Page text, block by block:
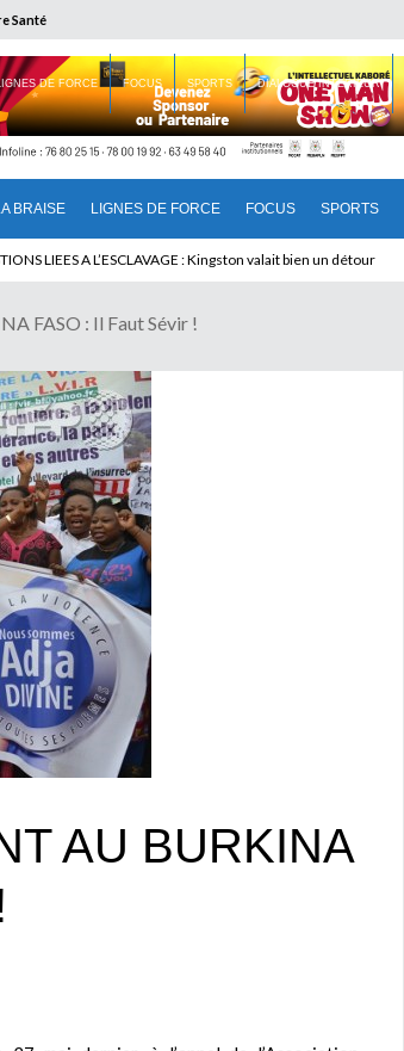
Santé
BRAISE LIGNES DE FORCE FOCUS SPORTS
DE FORCE FOCUS SPORTS DIALOGUE INTERIEUR
: Quand Patrice quitte le pouvoir sans partir !
FASO : Il Faut Sévir !
AU BURKINA